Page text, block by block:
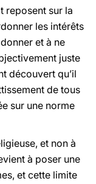
reposent sur la
les intérêts
et à ne
juste
découvert qu’il
de tous
sur une norme
et non à
à poser une
et cette limite